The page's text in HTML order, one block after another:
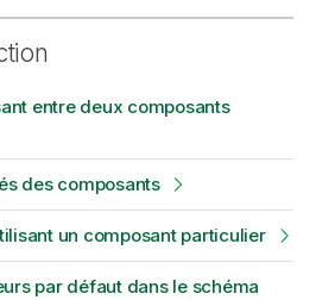
entre deux composants
des composants
un composant particulier
par défaut dans le schéma